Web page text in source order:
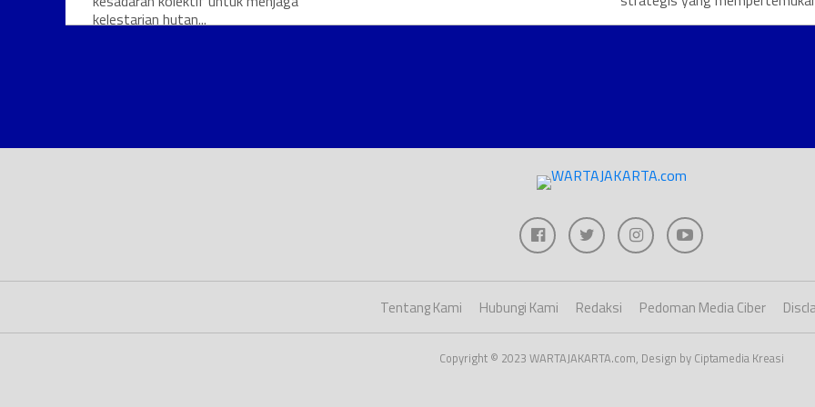
kelestarian hutan...
Tentang Kami Hubungi Kami Redaksi Pedoman Media Ciber
Copyright © 2023 WARTAJAKARTA.com, Design by Ciptamedia Kreasi